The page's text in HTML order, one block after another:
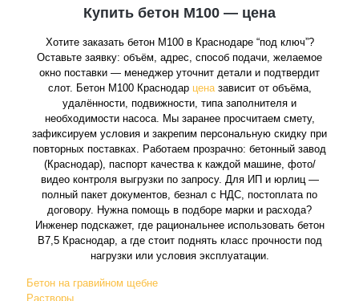
Купить бетон М100 — цена
Хотите заказать бетон М100 в Краснодаре “под ключ”?
Оставьте заявку: объём, адрес, способ подачи, желаемое
окно поставки — менеджер уточнит детали и подтвердит
слот. Бетон М100 Краснодар ценазависит от объёма,
удалённости, подвижности, типа заполнителя и
необходимости насоса. Мы заранее просчитаем смету,
зафиксируем условия и закрепим персональную скидку при
повторных поставках. Работаем прозрачно: бетонный завод
(Краснодар), паспорт качества к каждой машине, фото/
видео контроля выгрузки по запросу. Для ИП и юрлиц —
полный пакет документов, безнал с НДС, постоплата по
договору. Нужна помощь в подборе марки и расхода?
Инженер подскажет, где рациональнее использовать бетон
В7,5 Краснодар, а где стоит поднять класс прочности под
нагрузки или условия эксплуатации.
Бетон на гравийном щебне
Растворы